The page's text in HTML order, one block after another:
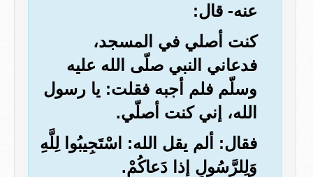
عنه- قال:
كنت أصلي في المسجد،
فدعاني النبي صلّى الله عليه
وسلّم فلم أجبه فقلت: يا رسول
الله، إني كنت أصلّي.
فقال: ألم يقل الله: اسْتَجِيبُوا لِلَّهِ
وَلِلرَّسُولِ إِذا دَعاكُمْ.